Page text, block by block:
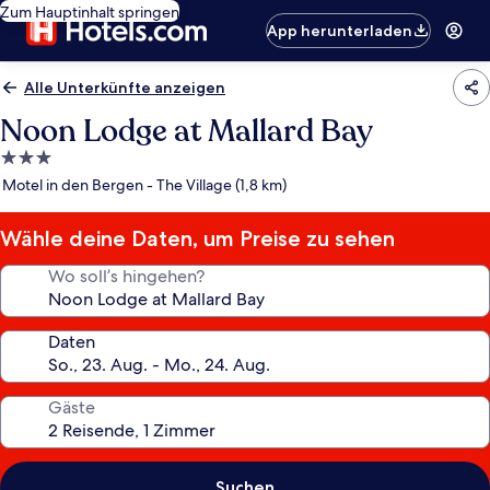
Zum Hauptinhalt springen
App herunterladen
Alle Unterkünfte anzeigen
Noon Lodge at Mallard Bay
3.0-
Sterne-
Motel in den Bergen - The Village (1,8 km)
Wähle deine Daten, um Preise zu sehen
Wo soll’s hingehen?
Daten
Gäste